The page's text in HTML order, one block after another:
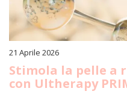
21 Aprile 2026
Stimola la pelle a
con Ultherapy